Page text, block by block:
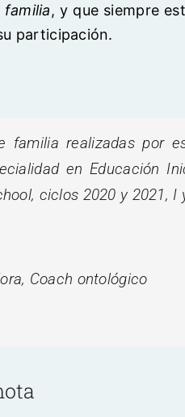
, y que siempre
participación.
familia realizadas por
en Educación
ciclos 2020 y 2021, I
Coach ontológico